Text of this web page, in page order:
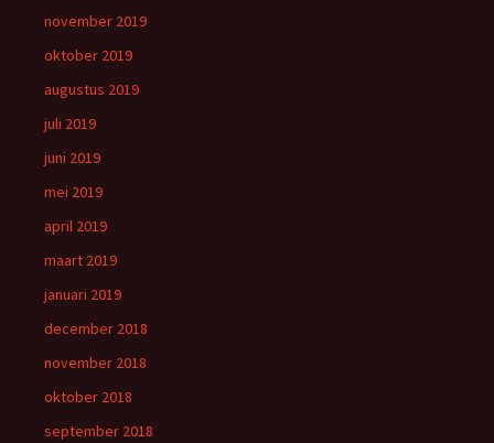
november 2019
oktober 2019
augustus 2019
juli 2019
juni 2019
mei 2019
april 2019
maart 2019
januari 2019
december 2018
november 2018
oktober 2018
september 2018